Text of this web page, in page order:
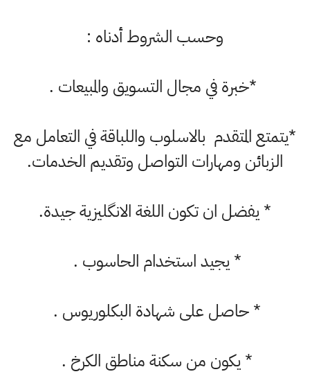
وحسب الشروط أدناه :
*خبرة في مجال التسويق والمبيعات .
المتقدم بالاسلوب واللباقة في التعامل مع
الزبائن ومهارات التواصل وتقديم الخدمات.
* يفضل ان تكون اللغة الانگليزية جيدة.
* يجيد استخدام الحاسوب .
* حاصل على شهادة البكلوريوس .
* يكون من سكنة مناطق الكرخ .